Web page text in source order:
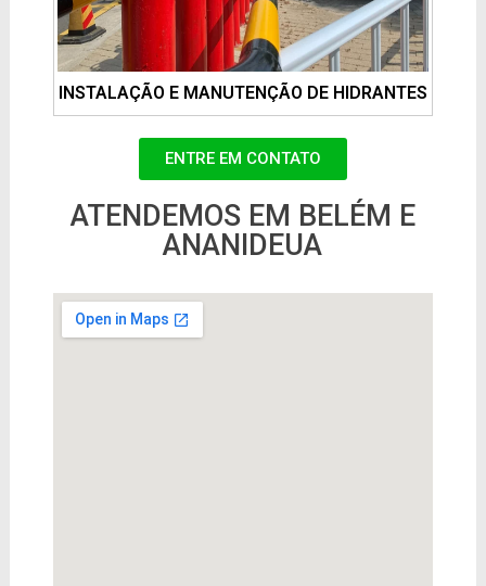
INSTALAÇÃO E MANUTENÇÃO DE HIDRANTES
ENTRE EM CONTATO
ATENDEMOS EM BELÉM E
ANANIDEUA